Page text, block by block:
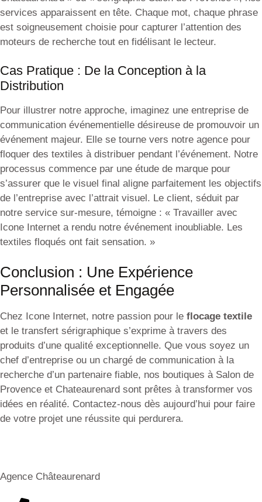
services apparaissent en tête. Chaque mot, chaque phrase
est soigneusement choisie pour capturer l’attention des
moteurs de recherche tout en fidélisant le lecteur.
Cas Pratique : De la Conception à la
Distribution
Pour illustrer notre approche, imaginez une entreprise de
communication événementielle désireuse de promouvoir un
événement majeur. Elle se tourne vers notre agence pour
floquer des textiles à distribuer pendant l’événement. Notre
processus commence par une étude de marque pour
s’assurer que le visuel final aligne parfaitement les objectifs
de l’entreprise avec l’attrait visuel. Le client, séduit par
notre service sur-mesure, témoigne : « Travailler avec
Icone Internet a rendu notre événement inoubliable. Les
textiles floqués ont fait sensation. »
Conclusion : Une Expérience
Personnalisée et Engagée
Chez Icone Internet, notre passion pour le flocage textile
et le transfert sérigraphique s’exprime à travers des
produits d’une qualité exceptionnelle. Que vous soyez un
chef d’entreprise ou un chargé de communication à la
recherche d’un partenaire fiable, nos boutiques à Salon de
Provence et Chateaurenard sont prêtes à transformer vos
idées en réalité. Contactez-nous dès aujourd’hui pour faire
de votre projet une réussite qui perdurera.
Agence Châteaurenard